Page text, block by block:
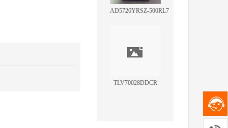
AD5726YRSZ-500RL7
TLV70028DDCR